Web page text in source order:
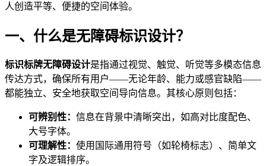
人创造平等、便捷的空间体验。
一、什么是无障碍标识设计？
标识标牌无障碍设计是指通过视觉、触觉、听觉等多模态信息
传达方式，确保所有用户——无论年龄、能力或感官缺陷——
都能独立、安全地获取空间导向信息。其核心原则包括：
可辨别性： 信息在背景中清晰突出，如高对比度配色、
大号字体。
可理解性： 使用国际通用符号（如轮椅标志）、简单文
字及逻辑排序。